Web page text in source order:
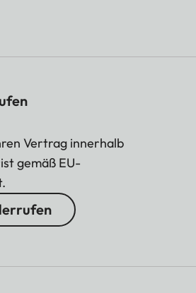
Vertrag innerhalb
gemäß EU-